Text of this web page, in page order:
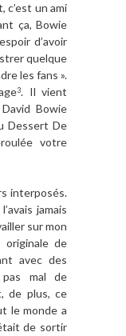
c’est un ami
ça, Bowie
d’avoir
quelque
les fans ».
3. Il vient
Bowie
Dessert De
ée votre
interposés.
jamais
sur mon
de
avec des
pas mal de
de plus, ce
le monde a
de sortir